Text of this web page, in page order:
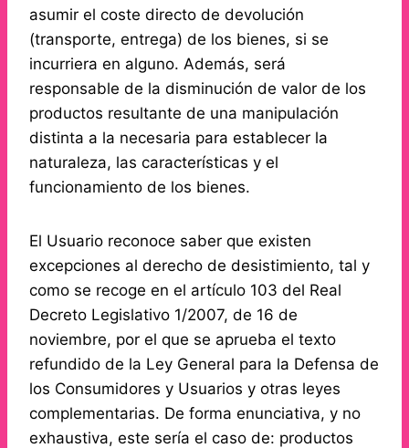
asumir el coste directo de devolución
(transporte, entrega) de los bienes, si se
incurriera en alguno. Además, será
responsable de la disminución de valor de los
productos resultante de una manipulación
distinta a la necesaria para establecer la
naturaleza, las características y el
funcionamiento de los bienes.
El Usuario reconoce saber que existen
excepciones al derecho de desistimiento, tal y
como se recoge en el artículo 103 del Real
Decreto Legislativo 1/2007, de 16 de
noviembre, por el que se aprueba el texto
refundido de la Ley General para la Defensa de
los Consumidores y Usuarios y otras leyes
complementarias. De forma enunciativa, y no
exhaustiva, este sería el caso de: productos